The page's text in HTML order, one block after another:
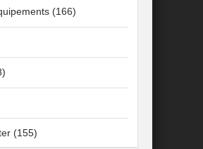
(166)
(155)